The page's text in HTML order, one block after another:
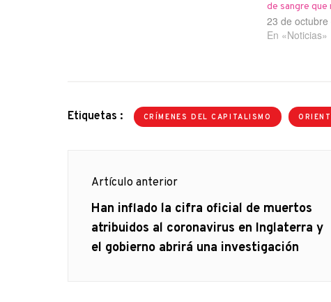
de sangre que
23 de octubre
En «Noticias»
Etiquetas : CRÍMENES DEL CAPITALISMO
Navegación
de
entradas
Artículo anterior
Artículo
anterior
Han inflado la cifra oficial de muertos
atribuidos al coronavirus en Inglaterra y
el gobierno abrirá una investigación